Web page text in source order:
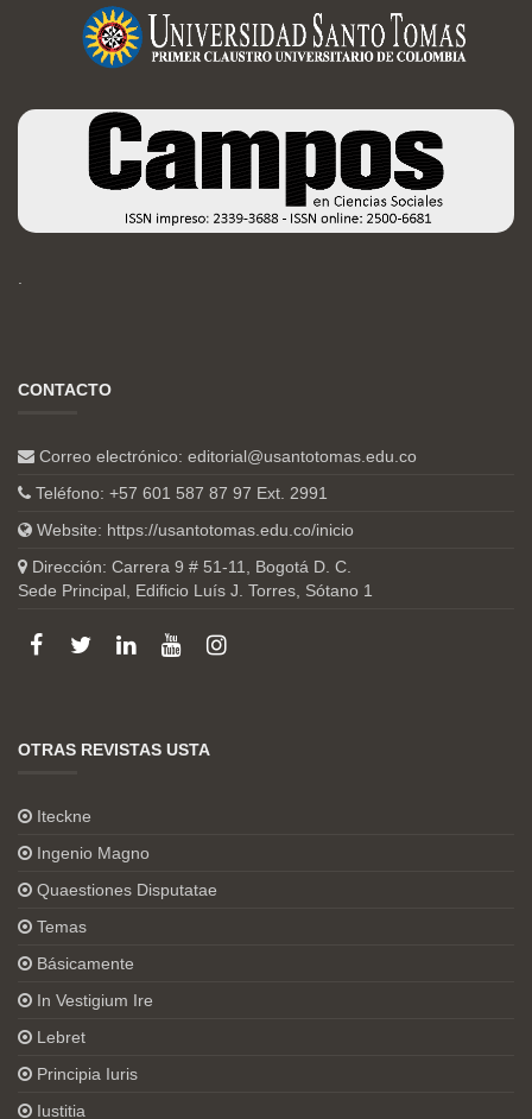
.
CONTACTO
Correo electrónico: editorial@usantotomas.edu.co
Teléfono: +57 601 587 87 97 Ext. 2991
Website: https://usantotomas.edu.co/inicio
Dirección: Carrera 9 # 51-11, Bogotá D. C.
Sede Principal, Edificio Luís J. Torres, Sótano 1
OTRAS REVISTAS USTA
Iteckne
Ingenio Magno
Quaestiones Disputatae
Temas
Básicamente
In Vestigium Ire
Lebret
Principia Iuris
Iustitia